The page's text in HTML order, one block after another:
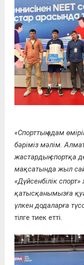
«Спорттың адам
бәріміз мәлім.
жастардың спортқа
мақсатында жыл
«Дүйсенбілік
қатысқанымызға
үлкен додаларға
тілге тиек етті.